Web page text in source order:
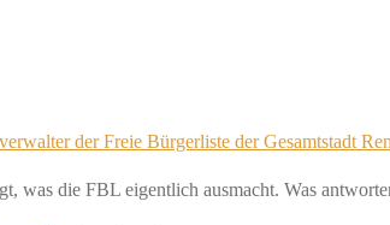
der Freie Bürgerliste der Gesamtstadt
was die FBL eigentlich ausmacht. Was